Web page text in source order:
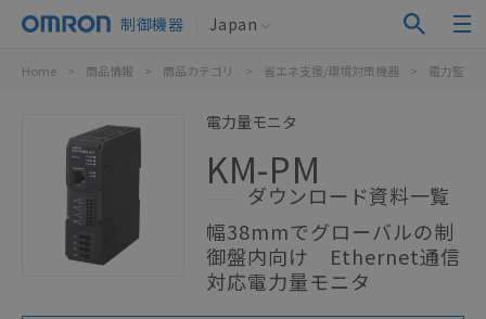
制御機器 Japan
Home > 商品情報 > 商品カテゴリ > 省エネ支援/環境対策機器 > 電力監視
電力量モニタ
KM-PM
ダウンロード資料一覧
幅38mmでグローバルの制
御盤内向け Ethernet通信
対応電力量モニタ